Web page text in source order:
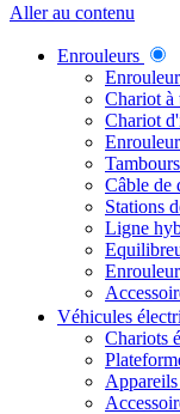
Aller au contenu
Enrouleurs
Chariot à
Chariot
Câble de
Stations
Ligne
Véhicules
Chariots